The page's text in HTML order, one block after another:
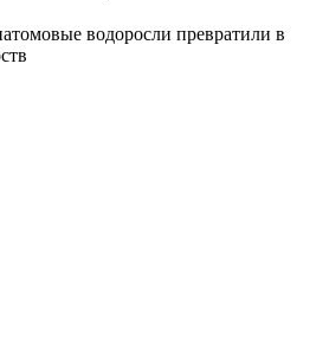
водоросли превратили в